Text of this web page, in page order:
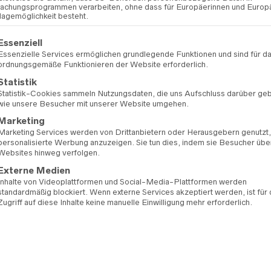
verarbeiten, ohne dass für Europäerinnen und
besteht.
eine Liste der Service-Gruppen, für die eine Einwilligung erteilt
Essenziell
Services ermöglichen grundlegende Funktionen und sind für
Funktionieren der Website erforderlich.
Cookies sammeln Nutzungsdaten, die uns Aufschluss darüber
unsere Besucher mit unserer Website umgehen.
Marketing
Services werden von Drittanbietern oder Herausgebern genutzt,
Werbung anzuzeigen. Sie tun dies, indem sie Besucher
hinweg verfolgen.
Medien
von Videoplattformen und Social-Media-Plattformen werden
blockiert. Wenn externe Services akzeptiert werden, ist für
auf diese Inhalte keine manuelle Einwilligung mehr erforderlich.